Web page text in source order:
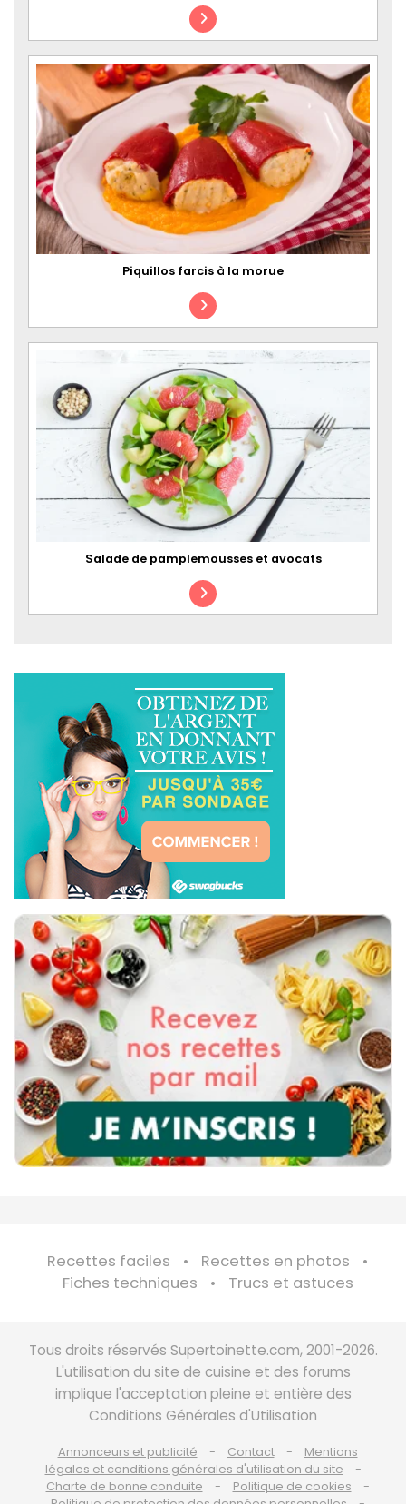
Piquillos farcis à la morue
Salade de pamplemousses et avocats
Recettes faciles
Recettes en photos
Fiches techniques
Trucs et astuces
Tous droits réservés Supertoinette.com, 2001-2026.
L'utilisation du site de cuisine et des forums
implique l'acceptation pleine et entière des
Conditions Générales d'Utilisation
Annonceurs et publicité Contact
Mentions
légales et conditions générales d'utilisation du site
Charte de bonne conduite
Politique de cookies